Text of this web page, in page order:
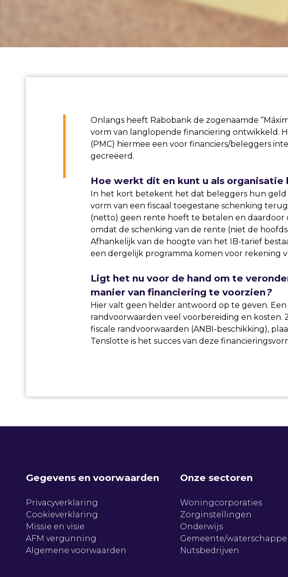
Onlangs heeft Rabobank de zogenaamde
vorm van langlopende financiering ontwikkeld.
(PMC) hiermee een voor financiers/beleggers
gecreëerd.
Hoe werkt dit en kunt u als organisatie
In het kort betekent het dat beleggers hun
vorm van een fiscaal toegestane schenking
(netto) geen rente hoeft te betalen en daardoor
omdat de schenking van de rente (niet de
Afhankelijk van de hoogte van het IB-tarief
een dergelijk programma komen voor rekening
Ligt het nu voor de hand om te
manier van financiering te voorzien?
Hier valt geen helder antwoord op te geven.
randvoorwaarden veel voorbereiding en
fiscale randvoorwaarden (ANBI-beschikking),
Tenslotte is het succes van deze
Gegevens en voorwaarden
Privacyverklaring
Cookieverklaring
Missie en visie
AFM vergunning
Algemene voorwaarden
Onze sectoren
Woningcorporaties
Zorginstellingen
Onderwijs
Gemeente/
Nutsbedrijven